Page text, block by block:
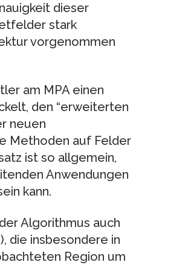
dieser
stark
vorgenommen
am MPA einen
den “erweiterten
neuen
Methoden auf Felder
ist so allgemein,
Anwendungen
kann.
Algorithmus auch
die insbesondere in
Region um